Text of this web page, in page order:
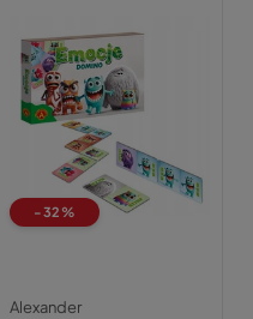
-32%
Alexander